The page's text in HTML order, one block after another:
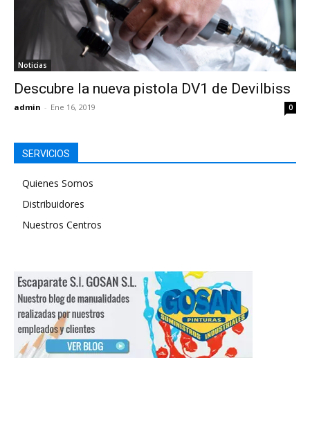
Noticias
Descubre la nueva pistola DV1 de Devilbiss
admin - Ene 16, 2019 0
SERVICIOS
Quienes Somos
Distribuidores
Nuestros Centros